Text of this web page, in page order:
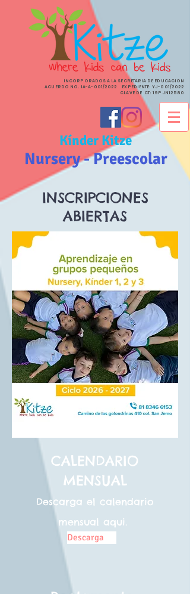
INCORPORADOS A LA SECRETARIA DE EDUCACION
ACUERDO NO. IA-A-001/2022 EXPEDIENTE: YJ-001/2022
CLAVE DE CT: 19PJN12580
Kínder Kitze
Nursery - Preescolar
INSCRIPCIONES
ABIERTAS
CALENDARIO
MENSUAL
Descarga el calendario
mensual aqui.
Descarga